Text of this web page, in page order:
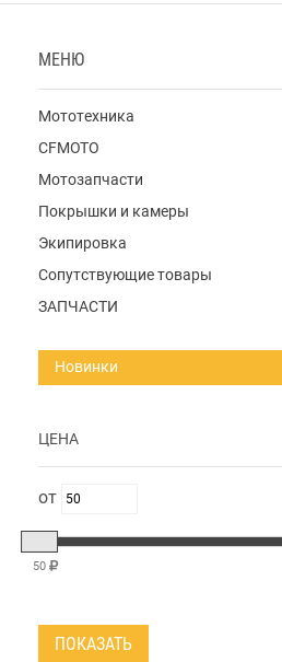
МЕНЮ
Мототехника
CFMOTO
Мотозапчасти
Покрышки и камеры
Экипировка
Сопутствующие товары
ЗАПЧАСТИ
Новинки
ЦЕНА
50
ПОКАЗАТЬ